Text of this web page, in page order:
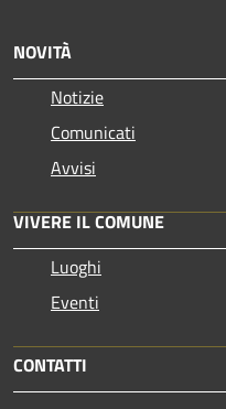
NOVITÀ
Notizie
Comunicati
Avvisi
VIVERE IL COMUNE
Luoghi
Eventi
CONTATTI